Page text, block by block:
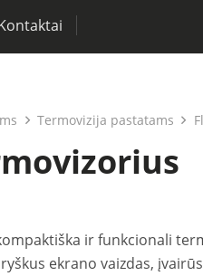
Termovizija pastatams
ir funkcionali
ekrano vaizdas,